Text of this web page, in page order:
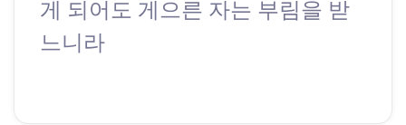
게 되어도 게으른 자는 부림을 받
느니라